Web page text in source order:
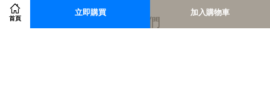
首頁
立即購買 加入購物車
關注我們